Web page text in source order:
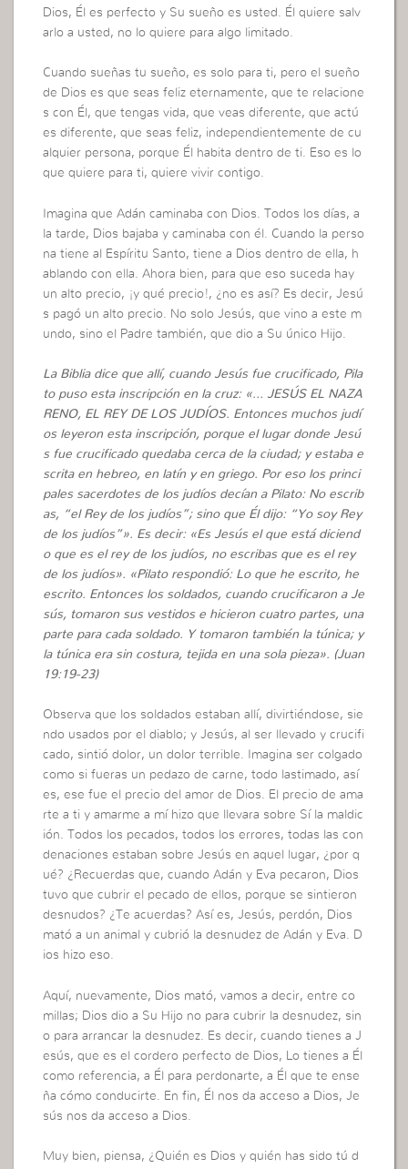
Dios, Él es perfecto y Su sueño es usted. Él quiere salv
arlo a usted, no lo quiere para algo limitado.
Cuando sueñas tu sueño, es solo para ti, pero el sueño
de Dios es que seas feliz eternamente, que te relacione
s con Él, que tengas vida, que veas diferente, que actú
es diferente, que seas feliz, independientemente de cu
alquier persona, porque Él habita dentro de ti. Eso es lo
que quiere para ti, quiere vivir contigo.
Imagina que Adán caminaba con Dios. Todos los días, a
la tarde, Dios bajaba y caminaba con él. Cuando la perso
na tiene al Espíritu Santo, tiene a Dios dentro de ella, h
ablando con ella. Ahora bien, para que eso suceda hay
un alto precio, ¡y qué precio!, ¿no es así? Es decir, Jesú
s pagó un alto precio. No solo Jesús, que vino a este m
undo, sino el Padre también, que dio a Su único Hijo.
La Biblia dice que allí, cuando Jesús fue crucificado, Pila
to puso esta inscripción en la cruz: «… JESÚS EL NAZA
RENO, EL REY DE LOS JUDÍOS. Entonces muchos judí
os leyeron esta inscripción, porque el lugar donde Jesú
s fue crucificado quedaba cerca de la ciudad; y estaba e
scrita en hebreo, en latín y en griego. Por eso los princi
pales sacerdotes de los judíos decían a Pilato: No escrib
as, “el Rey de los judíos”; sino que Él dijo: “Yo soy Rey
de los judíos”». Es decir: «Es Jesús el que está diciend
o que es el rey de los judíos, no escribas que es el rey
de los judíos». «Pilato respondió: Lo que he escrito, he
escrito. Entonces los soldados, cuando crucificaron a Je
sús, tomaron sus vestidos e hicieron cuatro partes, una
parte para cada soldado. Y tomaron también la túnica; y
la túnica era sin costura, tejida en una sola pieza». (Juan
19:19-23)
Observa que los soldados estaban allí, divirtiéndose, sie
ndo usados por el diablo; y Jesús, al ser llevado y crucifi
cado, sintió dolor, un dolor terrible. Imagina ser colgado
como si fueras un pedazo de carne, todo lastimado, así
es, ese fue el precio del amor de Dios. El precio de ama
rte a ti y amarme a mí hizo que llevara sobre Sí la maldic
ión. Todos los pecados, todos los errores, todas las con
denaciones estaban sobre Jesús en aquel lugar, ¿por q
ué? ¿Recuerdas que, cuando Adán y Eva pecaron, Dios
tuvo que cubrir el pecado de ellos, porque se sintieron
desnudos? ¿Te acuerdas? Así es, Jesús, perdón, Dios
mató a un animal y cubrió la desnudez de Adán y Eva. D
ios hizo eso.
Aquí, nuevamente, Dios mató, vamos a decir, entre co
millas; Dios dio a Su Hijo no para cubrir la desnudez, sin
o para arrancar la desnudez. Es decir, cuando tienes a J
esús, que es el cordero perfecto de Dios, Lo tienes a Él
como referencia, a Él para perdonarte, a Él que te ense
ña cómo conducirte. En fin, Él nos da acceso a Dios, Je
sús nos da acceso a Dios.
Muy bien, piensa, ¿Quién es Dios y quién has sido tú d